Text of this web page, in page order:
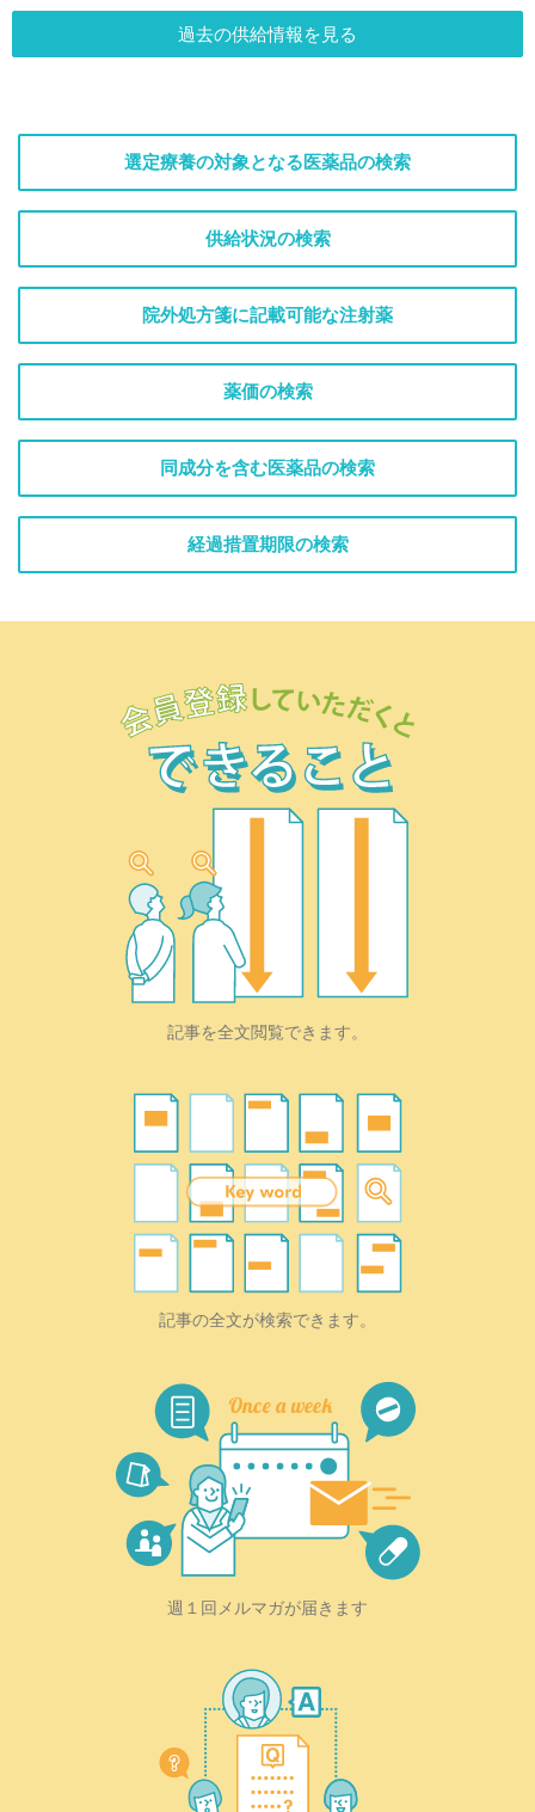
過去の供給情報を見る
選定療養の対象となる医薬品の検索
供給状況の検索
院外処方箋に記載可能な注射薬
薬価の検索
同成分を含む医薬品の検索
経過措置期限の検索
記事を全文閲覧できます。
記事の全文が検索できます。
週１回メルマガが届きます